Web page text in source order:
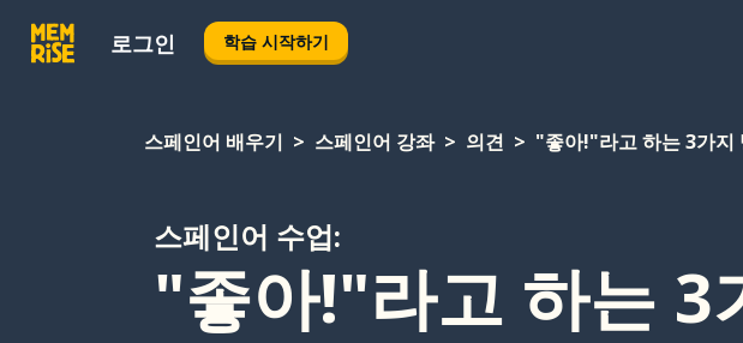
로그인 학습 시작하기
스페인어 배우기 스페인어 강좌 의견 "좋아!"라고 하는 3가지
스페인어 수업:
"좋아!"라고 하는 3